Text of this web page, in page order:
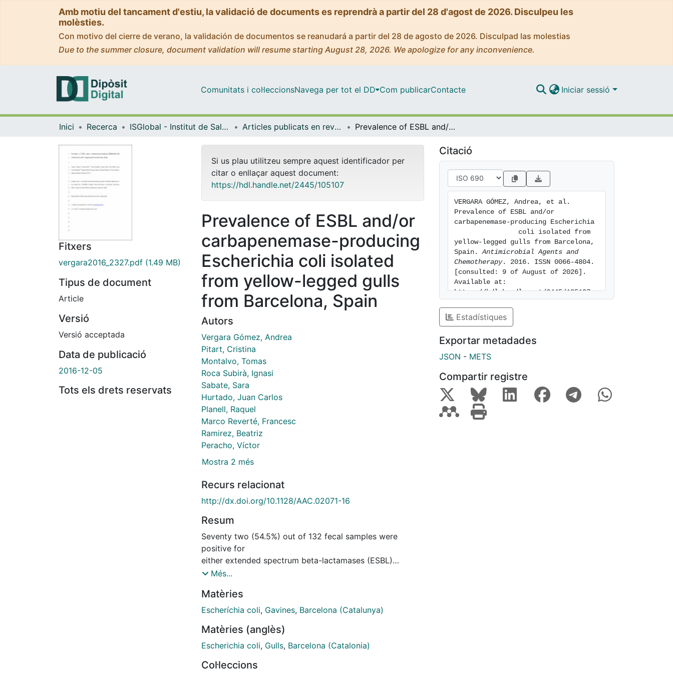
Amb motiu del tancament d'estiu, la validació de documents es reprendrà a partir del 28 d'agost de 2026. Disculpeu les
molèsties.
Con motivo del cierre de verano, la validación de documentos se reanudará a partir del 28 de agosto de 2026. Disculpad las molestias
Due to the summer closure, document validation will resume starting August 28, 2026. We apologize for any inconvenience.
Comunitats i col·leccionsNavega per tot el DD Com publicarContacte Iniciar sessió
Inici Recerca ISGlobal - Institut de Salut Global de Barcelona Articles publicats en revistes (ISGlobal) Prevalence of ESBL and/or carbapenemase-producing Escherichia coli isolated from yellow-legged gulls from Barcelona, Spain
Fitxers
vergara2016_2327.pdf (1.49 MB)
Tipus de document
Article
Versió
Versió acceptada
Data de publicació
2016-12-05
Tots els drets reservats
Si us plau utilitzeu sempre aquest identificador per
citar o enllaçar aquest document:
https://hdl.handle.net/2445/105107
Prevalence of ESBL and/or
carbapenemase-producing
Escherichia coli isolated
from yellow-legged gulls
from Barcelona, Spain
Autors
Vergara Gómez, Andrea
Pitart, Cristina
Montalvo, Tomas
Roca Subirà, Ignasi
Sabate, Sara
Hurtado, Juan Carlos
Planell, Raquel
Marco Reverté, Francesc
Ramirez, Beatriz
Peracho, Víctor
Mostra 2 més
Recurs relacionat
http://dx.doi.org/10.1128/AAC.02071-16
Resum
Seventy two (54.5%) out of 132 fecal samples were
positive for
either extended spectrum beta-lactamases (ESBL)
(51.5%),
Escherichia coli from a group of yellow-legged gulls in
Barcelona, Spain. The isolation of two carbapenemase-
E. coli strains is a matter of concern.
Més...
Matèries
Escheríchia coli, Gavines, Barcelona (Catalunya)
Matèries (anglès)
Escherichia coli, Gulls, Barcelona (Catalonia)
Col·leccions
Citació
VERGARA GÓMEZ, Andrea, et al.
Prevalence of ESBL and/or
carbapenemase-producing Escherichia
yellow-legged gulls from Barcelona,
Spain. Antimicrobial Agents and
Chemotherapy. 2016. ISSN 0066-4804.
[consulted: 9 of August of 2026].
Available at:
https://hdl.handle.net/2445/105107
Estadístiques
Exportar metadades
JSON - METS
Compartir registre